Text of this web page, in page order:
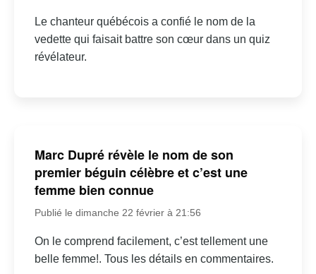
Le chanteur québécois a confié le nom de la
vedette qui faisait battre son cœur dans un quiz
révélateur.
Marc Dupré révèle le nom de son
premier béguin célèbre et c’est une
femme bien connue
Publié le dimanche 22 février à 21:56
On le comprend facilement, c’est tellement une
belle femme!. Tous les détails en commentaires.